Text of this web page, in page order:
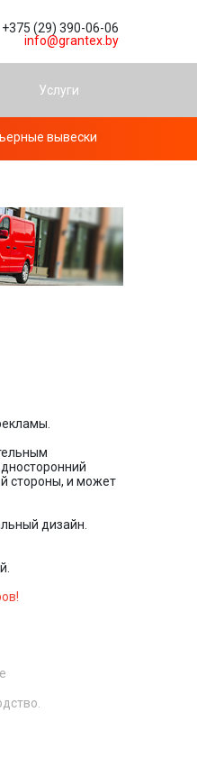
+375 (29) 390-06-06
info@grantex.by
Услуги
вывески
стороны, и может
дизайн.